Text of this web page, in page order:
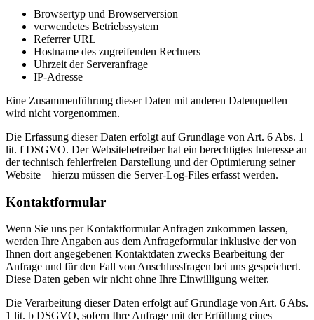
Browsertyp und Browserversion
verwendetes Betriebssystem
Referrer URL
Hostname des zugreifenden Rechners
Uhrzeit der Serveranfrage
IP-Adresse
Eine Zusammenführung dieser Daten mit anderen Datenquellen
wird nicht vorgenommen.
Die Erfassung dieser Daten erfolgt auf Grundlage von Art. 6 Abs. 1
lit. f DSGVO. Der Websitebetreiber hat ein berechtigtes Interesse an
der technisch fehlerfreien Darstellung und der Optimierung seiner
Website – hierzu müssen die Server-Log-Files erfasst werden.
Kontaktformular
Wenn Sie uns per Kontaktformular Anfragen zukommen lassen,
werden Ihre Angaben aus dem Anfrageformular inklusive der von
Ihnen dort angegebenen Kontaktdaten zwecks Bearbeitung der
Anfrage und für den Fall von Anschlussfragen bei uns gespeichert.
Diese Daten geben wir nicht ohne Ihre Einwilligung weiter.
Die Verarbeitung dieser Daten erfolgt auf Grundlage von Art. 6 Abs.
1 lit. b DSGVO, sofern Ihre Anfrage mit der Erfüllung eines